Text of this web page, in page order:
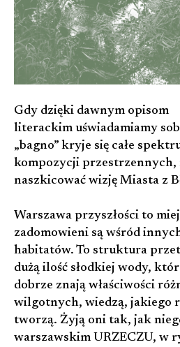
Gdy dzięki dawnym opisom
literackim uświadamiamy
„bagno” kryje się całe
kompozycji przestrzennych,
naszkicować wizję Miasta z
Warszawa przyszłości to
zadomowieni są wśród
habitatów. To struktura
dużą ilość słodkiej wody,
dobrze znają właściwości
wilgotnych, wiedzą, jakiego
tworzą. Żyją oni tak, jak
warszawskim URZECZU, w